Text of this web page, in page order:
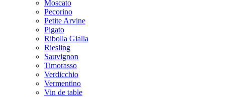
Moscato
Pecorino
Petite Arvine
Pigato
Ribolla Gialla
Riesling
Sauvignon
Timorasso
Verdicchio
Vermentino
Vin de table